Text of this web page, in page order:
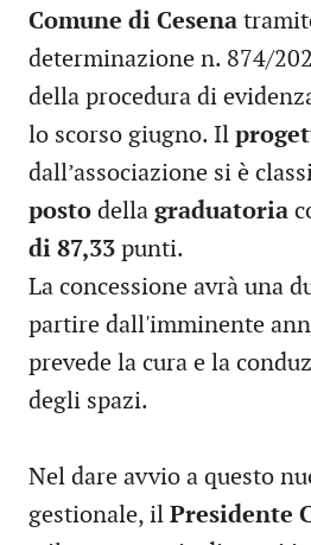
Comune di Cesena
determinazione n. 874/
della procedura di
lo scorso giugno. Il
dall’associazione si è
posto della graduatoria
di 87,33 punti.
La concessione avrà una
partire dall'imminente
prevede la cura e la
degli spazi.
Nel dare avvio a questo
gestionale, il Presidente